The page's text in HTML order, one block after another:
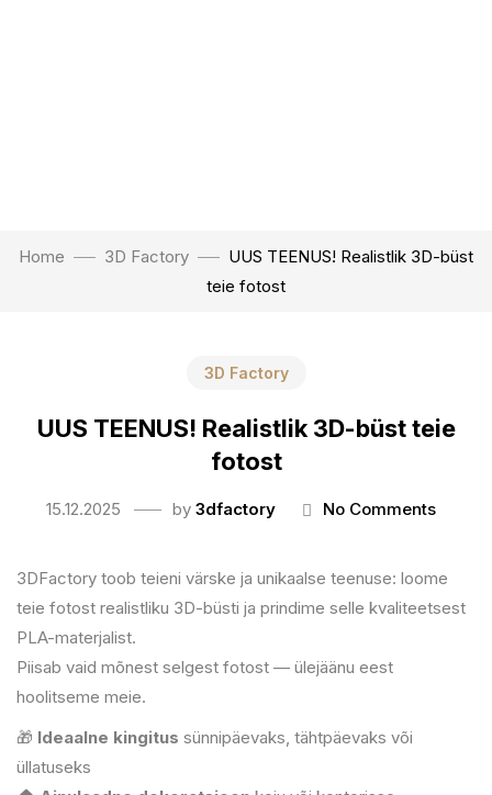
Home 3D Factory
UUS TEENUS! Realistlik 3D-büst
teie fotost
3D Factory
UUS TEENUS! Realistlik 3D-büst teie
fotost
15.12.2025 by 3dfactory No Comments
3DFactory toob teieni värske ja unikaalse teenuse: loome
teie fotost realistliku 3D-büsti ja prindime selle kvaliteetsest
PLA-materjalist.
Piisab vaid mõnest selgest fotost — ülejäänu eest
hoolitseme meie.
🎁 Ideaalne kingitus sünnipäevaks, tähtpäevaks või
üllatuseks